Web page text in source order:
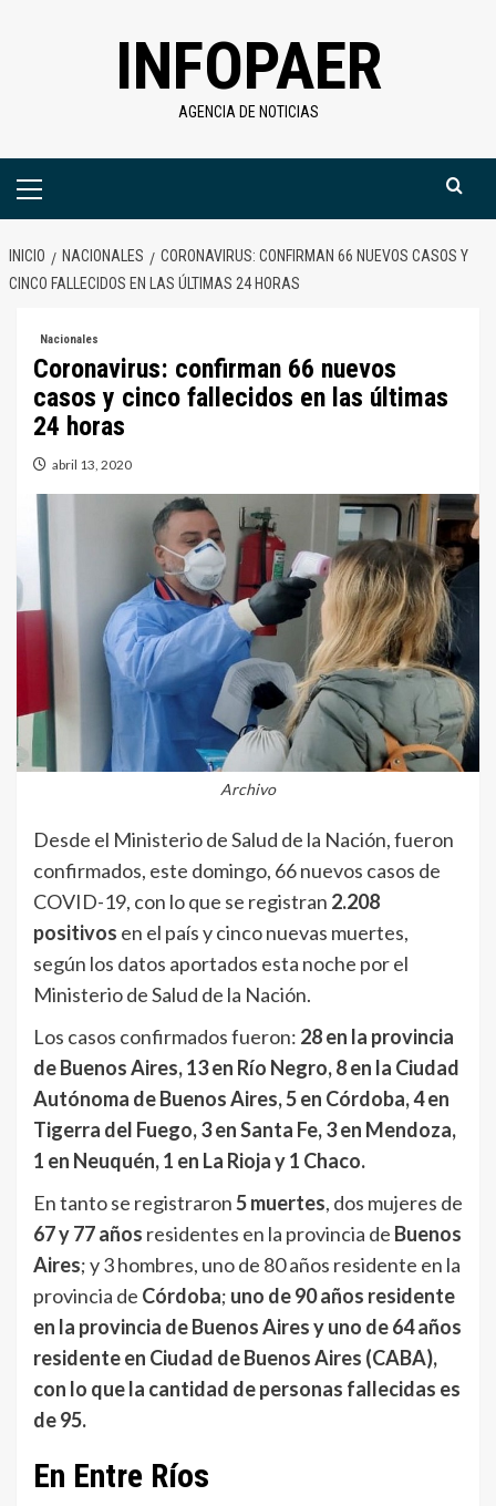
INFOPAER
AGENCIA DE NOTICIAS
Menú
INICIO NACIONALES
CORONAVIRUS: CONFIRMAN 66 NUEVOS CASOS Y
CINCO FALLECIDOS EN LAS ÚLTIMAS 24 HORAS
Nacionales
Coronavirus: confirman 66 nuevos
casos y cinco fallecidos en las últimas
24 horas
abril 13, 2020
Archivo
Desde el Ministerio de Salud de la Nación, fueron
confirmados, este domingo, 66 nuevos casos de
COVID-19, con lo que se registran 2.208
positivos en el país y cinco nuevas muertes,
según los datos aportados esta noche por el
Ministerio de Salud de la Nación.
Los casos confirmados fueron: 28 en la provincia
de Buenos Aires, 13 en Río Negro, 8 en la Ciudad
Autónoma de Buenos Aires, 5 en Córdoba, 4 en
Tigerra del Fuego, 3 en Santa Fe, 3 en Mendoza,
1 en Neuquén, 1 en La Rioja y 1 Chaco.
En tanto se registraron5 muertes, dos mujeres de
67 y 77 años residentes en la provincia de Buenos
Aires; y 3 hombres, uno de 80 años residente en la
provincia de Córdoba; uno de 90 años residente
en la provincia de Buenos Aires y uno de 64 años
residente en Ciudad de Buenos Aires (CABA),
con lo que la cantidad de personas fallecidas es
de 95.
En Entre Ríos